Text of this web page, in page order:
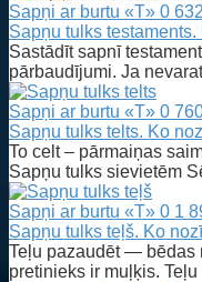
Sapņi ar burtu «T» 0 632
Sapņu tulks
Sastādīt sapnī
pārbaudījumi. Ja
Sapņi ar burtu «T» 0
Sapņu tulks telts. Ko
To celt – pārmaiņas
Sapņu tulks sievietēm
Sapņi ar burtu «T» 0 1
Sapņu tulks teļš. Ko
Teļu pazaudēt — bēdas
pretinieks ir muļķis. Teļu